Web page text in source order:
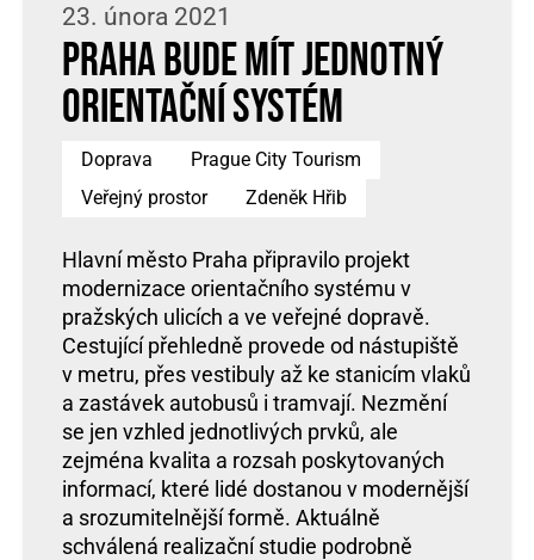
23. února 2021
Praha bude mít jednotný
orientační systém
Doprava
Prague City Tourism
Veřejný prostor
Zdeněk Hřib
Hlavní město Praha připravilo projekt
modernizace orientačního systému v
pražských ulicích a ve veřejné dopravě.
Cestující přehledně provede od nástupiště
v metru, přes vestibuly až ke stanicím vlaků
a zastávek autobusů i tramvají. Nezmění
se jen vzhled jednotlivých prvků, ale
zejména kvalita a rozsah poskytovaných
informací, které lidé dostanou v modernější
a srozumitelnější formě. Aktuálně
schválená realizační studie podrobně